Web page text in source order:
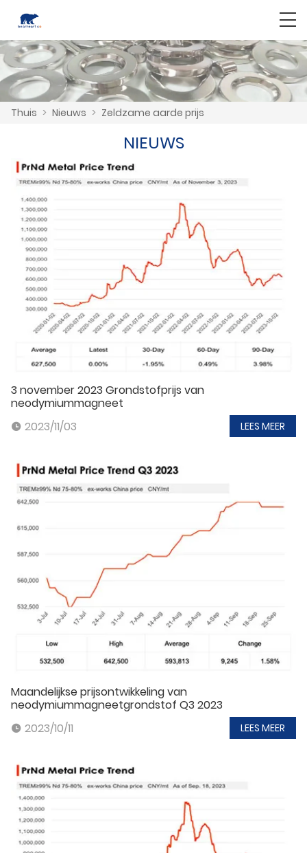
Thuis > Nieuws > Zeldzame aarde prijs
NIEUWS
3 november 2023 Grondstofprijs van
neodymiummagneet
2023/11/03
LEES MEER
Maandelijkse prijsontwikkeling van
neodymiummagneetgrondstof Q3 2023
2023/10/11
LEES MEER